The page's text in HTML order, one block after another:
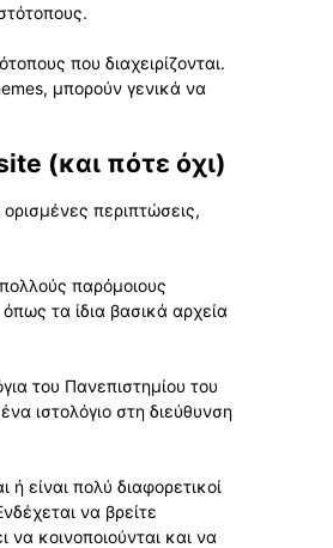
που διαχειρίζονται.
μπορούν γενικά να
(και πότε όχι)
περιπτώσεις,
παρόμοιους
όπως τα ίδια βασικά αρχεία
του Πανεπιστημίου του
ιστολόγιο στη διεύθυνση
είναι πολύ διαφορετικοί
να βρείτε
να κοινοποιούνται και να